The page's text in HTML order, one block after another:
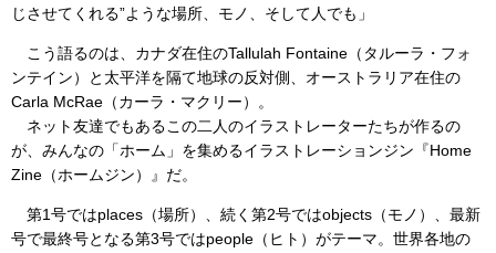
じさせてくれる”ような場所、モノ、そして人でも」
こう語るのは、カナダ在住のTallulah Fontaine（タルーラ・フォ
ンテイン）と太平洋を隔て地球の反対側、オーストラリア在住の
Carla McRae（カーラ・マクリー）。
ネット友達でもあるこの二人のイラストレーターたちが作るの
が、みんなの「ホーム」を集めるイラストレーションジン『Home
Zine（ホームジン）』だ。
第1号ではplaces（場所）、続く第2号ではobjects（モノ）、最新
号で最終号となる第3号ではpeople（ヒト）がテーマ。世界各地の